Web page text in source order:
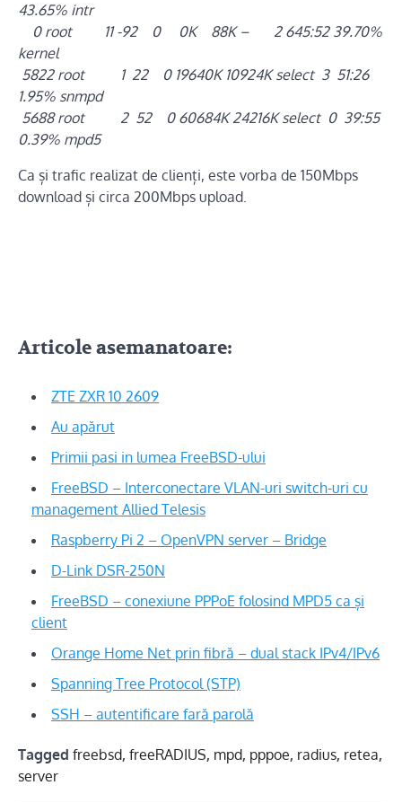
43.65% intr
0 root 11 -92 0 0K 88K – 2 645:52 39.70%
kernel
5822 root 1 22 0 19640K 10924K select 3 51:26
1.95% snmpd
5688 root 2 52 0 60684K 24216K select 0 39:55
0.39% mpd5
Ca și trafic realizat de clienți, este vorba de 150Mbps
download și circa 200Mbps upload.
Articole asemanatoare:
ZTE ZXR 10 2609
Au apărut
Primii pasi in lumea FreeBSD-ului
FreeBSD – Interconectare VLAN-uri switch-uri cu
management Allied Telesis
Raspberry Pi 2 – OpenVPN server – Bridge
D-Link DSR-250N
FreeBSD – conexiune PPPoE folosind MPD5 ca și
client
Orange Home Net prin fibră – dual stack IPv4/IPv6
Spanning Tree Protocol (STP)
SSH – autentificare fară parolă
Tagged freebsd, freeRADIUS, mpd, pppoe, radius, retea,
server